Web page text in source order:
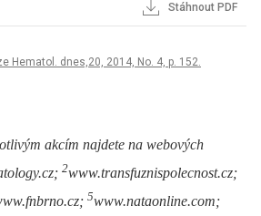
Stáhnout PDF
Hematol. dnes,20, 2014, No. 4, p. 152.
akcím najdete na webových
2www.transfuznispolecnost.cz;
5www.nataonline.com;